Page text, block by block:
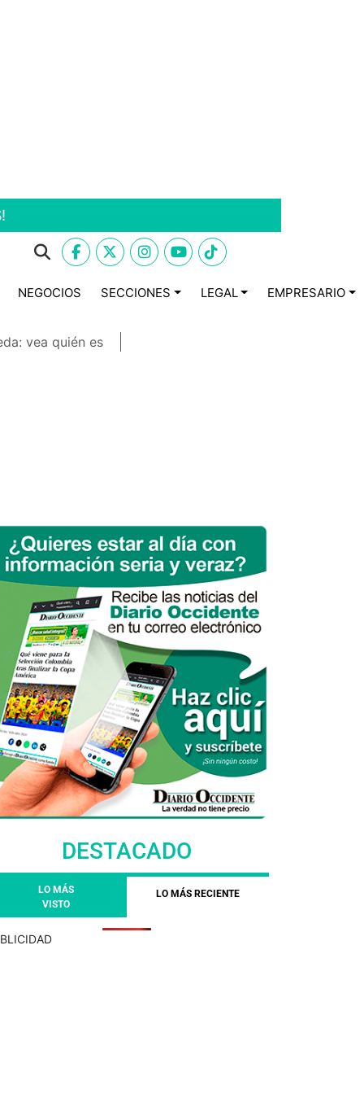
NEGOCIOS SECCIONES LEGAL EMPRESARIO
vea quién es
DESTACADO
LO MÁS
VISTO
LO MÁS RECIENTE